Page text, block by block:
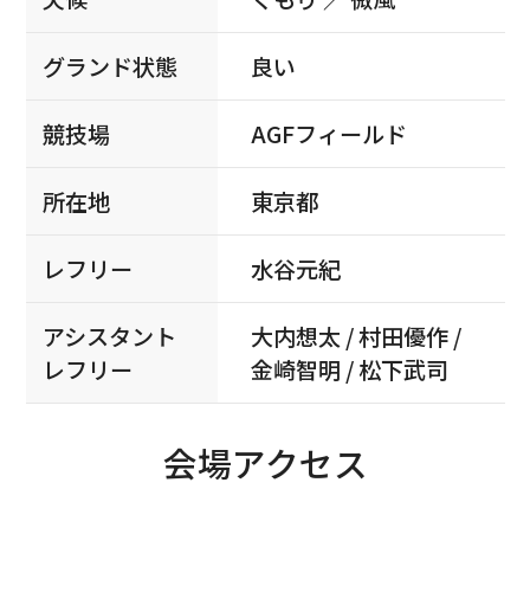
グランド状態 良い
競技場 AGFフィールド
所在地 東京都
レフリー 水谷元紀
アシスタント
レフリー
大内想太 / 村田優作 /
金崎智明 / 松下武司
会場アクセス